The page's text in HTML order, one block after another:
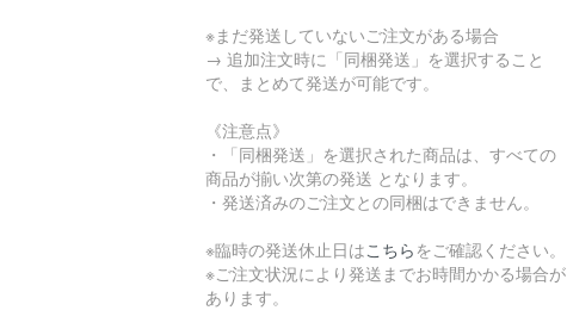
※まだ発送していないご注文がある場合
→ 追加注文時に「同梱発送」を選択すること
で、まとめて発送が可能です。
《注意点》
・「同梱発送」を選択された商品は、すべての
商品が揃い次第の発送 となります。
・発送済みのご注文との同梱はできません。
※臨時の発送休止日はこちら をご確認ください。
※ご注文状況により発送までお時間かかる場合が
あります。